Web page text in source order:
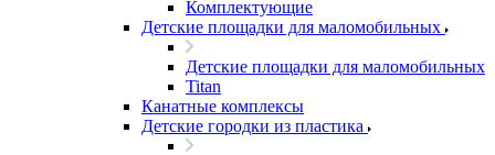
Комплектующие
Детские площадки для маломобильных
Детские площадки для маломобильных
Titan
Канатные комплексы
Детские городки из пластика